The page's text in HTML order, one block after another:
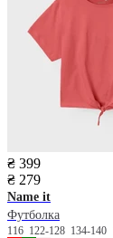
₴ 399
₴ 279
Name it
Футболка
116 122-128 134-140